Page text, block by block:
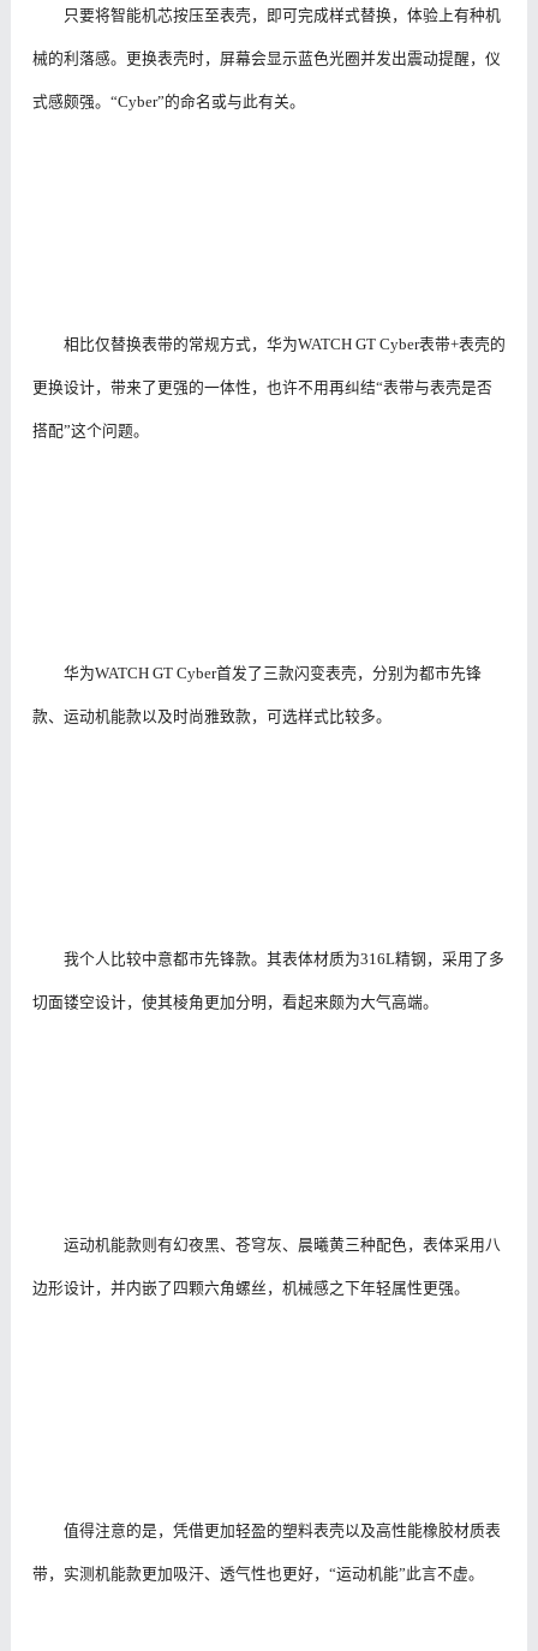
只要将智能机芯按压至表壳，即可完成样式替换，体验上有种机
械的利落感。更换表壳时，屏幕会显示蓝色光圈并发出震动提醒，仪
式感颇强。“Cyber”的命名或与此有关。
相比仅替换表带的常规方式，华为WATCH GT Cyber表带+表壳的
更换设计，带来了更强的一体性，也许不用再纠结“表带与表壳是否
搭配”这个问题。
华为WATCH GT Cyber首发了三款闪变表壳，分别为都市先锋
款、运动机能款以及时尚雅致款，可选样式比较多。
我个人比较中意都市先锋款。其表体材质为316L精钢，采用了多
切面镂空设计，使其棱角更加分明，看起来颇为大气高端。
运动机能款则有幻夜黑、苍穹灰、晨曦黄三种配色，表体采用八
边形设计，并内嵌了四颗六角螺丝，机械感之下年轻属性更强。
值得注意的是，凭借更加轻盈的塑料表壳以及高性能橡胶材质表
带，实测机能款更加吸汗、透气性也更好，“运动机能”此言不虚。